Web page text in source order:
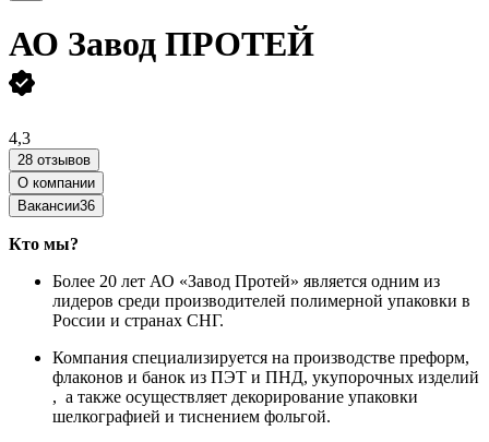
АО Завод ПРОТЕЙ
4,3
28 отзывов
О компании
Вакансии36
Кто мы?
Более 20 лет АО «Завод Протей» является одним из
лидеров среди производителей полимерной упаковки в
России и странах СНГ.
Компания специализируется на производстве преформ,
флаконов и банок из ПЭТ и ПНД, укупорочных изделий
, а также осуществляет декорирование упаковки
шелкографией и тиснением фольгой.